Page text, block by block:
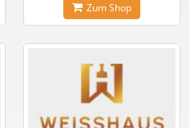
Zum Shop